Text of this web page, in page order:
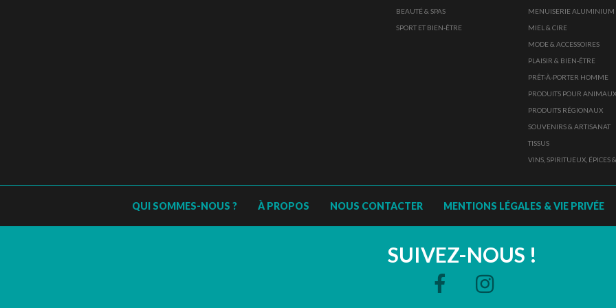
BEAUTÉ & SPAS
SPORT ET BIEN-ÊTRE
MENUISERIE ALUMINIUM
MIEL & CIRE
MODE & ACCESSOIRES
PLAISIR & BIEN-ÊTRE
PRÊT-À-PORTER HOMME
PRODUITS POUR ANIMAUX
PRODUITS RÉGIONAUX
SOUVENIRS & ARTISANAT
TISSUS
VINS, SPIRITUEUX, ÉPICES
QUI SOMMES-NOUS ? À PROPOS NOUS CONTACTER MENTIONS LÉGALES & VIE PRIVÉE
SUIVEZ-NOUS !